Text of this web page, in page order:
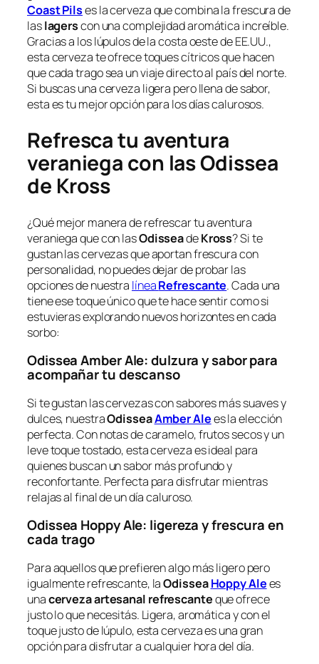
Coast Pilses la cerveza que combina la frescura de
laslagerscon una complejidad aromática increíble.
Gracias a los lúpulos de la costa oeste de EE.UU.,
esta cerveza te ofrece toques cítricos que hacen
que cada trago sea un viaje directo al país del norte.
Si buscas una cerveza ligera pero llena de sabor,
esta es tu mejor opción para los días calurosos.
Refresca tu aventura
veraniega con las Odissea
de Kross
¿Qué mejor manera de refrescar tu aventura
veraniega que con lasOdisseadeKross? Si te
gustan las cervezas que aportan frescura con
personalidad, no puedes dejar de probar las
opciones de nuestra líneaRefrescante. Cada una
tiene ese toque único que te hace sentir como si
estuvieras explorando nuevos horizontes en cada
sorbo:
Odissea Amber Ale: dulzura y sabor para
acompañar tu descanso
Si te gustan las cervezas con sabores más suaves y
dulces, nuestraOdisseaAmber Alees la elección
perfecta. Con notas de caramelo, frutos secos y un
leve toque tostado, esta cerveza es ideal para
quienes buscan un sabor más profundo y
reconfortante. Perfecta para disfrutar mientras
relajas al final de un día caluroso.
Odissea Hoppy Ale: ligereza y frescura en
cada trago
Para aquellos que prefieren algo más ligero pero
igualmente refrescante, laOdisseaHoppy Alees
unacerveza artesanal refrescanteque ofrece
justo lo que necesitás. Ligera, aromática y con el
toque justo de lúpulo, esta cerveza es una gran
opción para disfrutar a cualquier hora del día.